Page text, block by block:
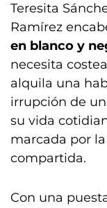
Teresita
Ramírez
en blanco y
necesita
alquila una
irrupción de
su vida
marcada por
compartida.
Con una